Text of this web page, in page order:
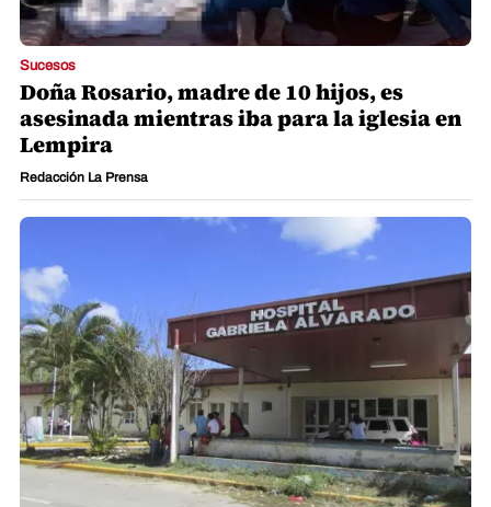
Sucesos
Doña Rosario, madre de 10 hijos, es
asesinada mientras iba para la iglesia en
Lempira
Redacción La Prensa